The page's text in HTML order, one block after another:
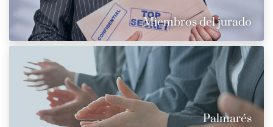
Miembros del jurado
Palmarés